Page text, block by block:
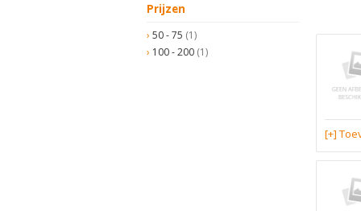
Prijzen
50 - 75 (1)
100 - 200 (1)
[+]